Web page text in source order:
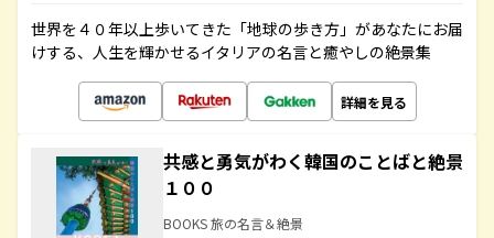
世界を４０年以上歩いてきた「地球の歩き方」があなたにお届
けする、人生を輝かせるイタリアの名言と癒やしの絶景集
詳細を見る
共感と勇気がわく韓国のことばと絶景
１００
BOOKS 旅の名言＆絶景